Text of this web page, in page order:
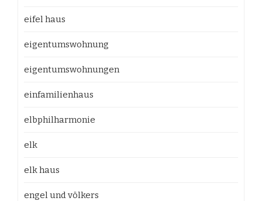
eifel haus
eigentumswohnung
eigentumswohnungen
einfamilienhaus
elbphilharmonie
elk
elk haus
engel und völkers